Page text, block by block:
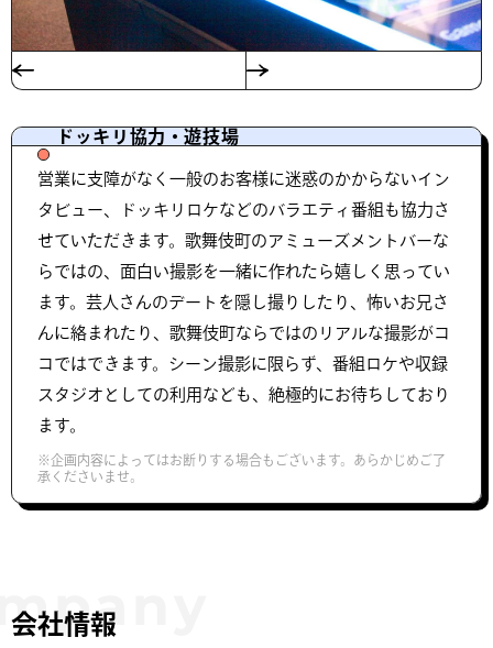
ドッキリ協力・遊技場
営業に支障がなく一般のお客様に迷惑のかからないイン
タビュー、ドッキリロケなどのバラエティ番組も協力さ
せていただきます。歌舞伎町のアミューズメントバーな
らではの、面白い撮影を一緒に作れたら嬉しく思ってい
ます。芸人さんのデートを隠し撮りしたり、怖いお兄さ
んに絡まれたり、歌舞伎町ならではのリアルな撮影がコ
コではできます。シーン撮影に限らず、番組ロケや収録
スタジオとしての利用なども、絶極的にお待ちしており
ます。
※企画内容によってはお断りする場合もございます。あらかじめご了
承くださいませ。
会社情報